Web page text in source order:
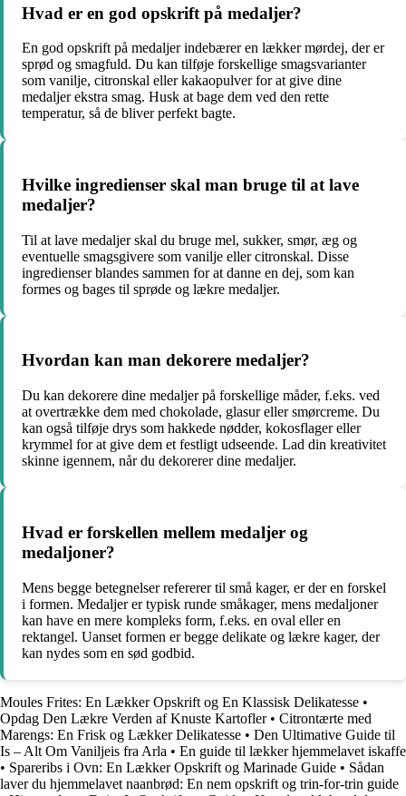
Hvad er en god opskrift på medaljer?
En god opskrift på medaljer indebærer en lækker mørdej, der er
sprød og smagfuld. Du kan tilføje forskellige smagsvarianter
som vanilje, citronskal eller kakaopulver for at give dine
medaljer ekstra smag. Husk at bage dem ved den rette
temperatur, så de bliver perfekt bagte.
Hvilke ingredienser skal man bruge til at lave
medaljer?
Til at lave medaljer skal du bruge mel, sukker, smør, æg og
eventuelle smagsgivere som vanilje eller citronskal. Disse
ingredienser blandes sammen for at danne en dej, som kan
formes og bages til sprøde og lækre medaljer.
Hvordan kan man dekorere medaljer?
Du kan dekorere dine medaljer på forskellige måder, f.eks. ved
at overtrække dem med chokolade, glasur eller smørcreme. Du
kan også tilføje drys som hakkede nødder, kokosflager eller
krymmel for at give dem et festligt udseende. Lad din kreativitet
skinne igennem, når du dekorerer dine medaljer.
Hvad er forskellen mellem medaljer og
medaljoner?
Mens begge betegnelser refererer til små kager, er der en forskel
i formen. Medaljer er typisk runde småkager, mens medaljoner
kan have en mere kompleks form, f.eks. en oval eller en
rektangel. Uanset formen er begge delikate og lækre kager, der
kan nydes som en sød godbid.
Moules Frites: En Lækker Opskrift og En Klassisk Delikatesse •
Opdag Den Lækre Verden af Knuste Kartofler• Citrontærte med
Marengs: En Frisk og Lækker Delikatesse • Den Ultimative Guide til
Is – Alt Om Vaniljeis fra Arla • En guide til lækker hjemmelavet iskaffe
• Spareribs i Ovn: En Lækker Opskrift og Marinade Guide • Sådan
laver du hjemmelavet naanbrød: En nem opskrift og trin-for-trin guide